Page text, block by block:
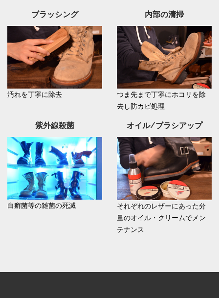
ブラッシング
汚れを丁寧に除去
内部の清掃
つま先まで丁寧にホコリを除
去し防カビ処理
紫外線殺菌
白癬菌等の雑菌の死滅
オイル/ブラシアップ
それぞれのレザーにあった分
量のオイル・クリームでメン
テナンス